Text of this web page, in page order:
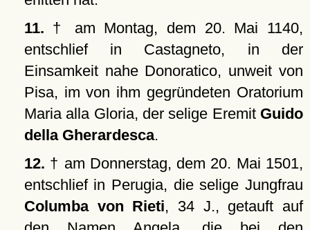
11. † am Montag, dem 20. Mai 1140,
entschlief in Castagneto, in der
Einsamkeit nahe Donoratico, unweit von
Pisa, im von ihm gegründeten Oratorium
Maria alla Gloria, der selige Eremit Guido
della Gherardesca.
12. † am Donnerstag, dem 20. Mai 1501,
entschlief in Perugia, die selige Jungfrau
Columba von Rieti, 34 J., getauft auf